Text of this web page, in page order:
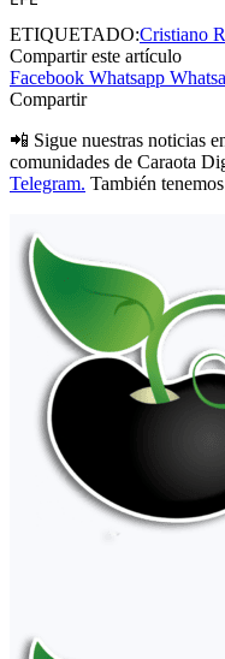
ETIQUETADO:Cristiano
Compartir este artículo
Facebook Whatsapp
Compartir
📲 Sigue nuestras noticias
comunidades de Caraota
Telegram. También